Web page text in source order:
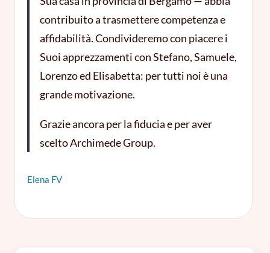
contribuito a trasmettere competenza e
affidabilità. Condivideremo con piacere i
Suoi apprezzamenti con Stefano, Samuele,
Lorenzo ed Elisabetta: per tutti noi è una
grande motivazione.
Grazie ancora per la fiducia e per aver
scelto Archimede Group.
Elena FV